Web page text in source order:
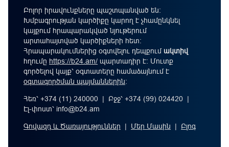
Բոլոր իրավունքները պաշտպանված են:
Խմբագրության կարծիքը կարող է չհամընկնել
կայքում հրապարակված նյութերում
արտահայտված կարծիքների հետ:
Հրապարակումներից օգտվելու դեպքումակտիվ
հղումը https://b24.am/ պարտադիր է: Մուտք
գործելով կայք՝ օգտատերը համաձայնում է
օգտագործման պայմաններին։
Հեռ՝ +374 (11) 240000 | Բջջ՝ +374 (99) 024420 |
Էլ-փոստ՝ info@b24.am
Գովազդ և Ծառայություններ | Մեր Մասին | Բլոգ